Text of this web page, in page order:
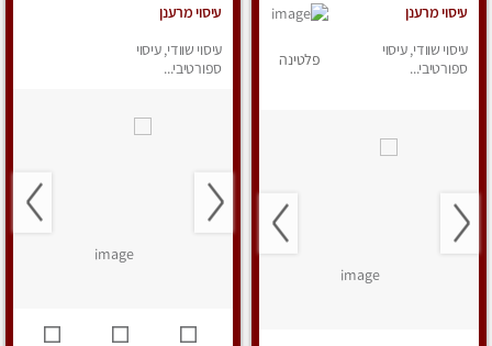
עיסוי מרענן
עיסוי שוודי, עיסוי
ספורטיבי...
פלטינה
עיסוי מרענן
עיסוי שוודי, עיסוי
ספורטיבי...